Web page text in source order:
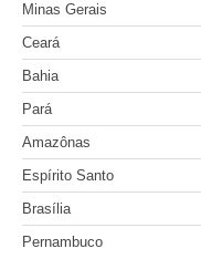
Minas Gerais
Ceará
Bahia
Pará
Amazônas
Espírito Santo
Brasília
Pernambuco